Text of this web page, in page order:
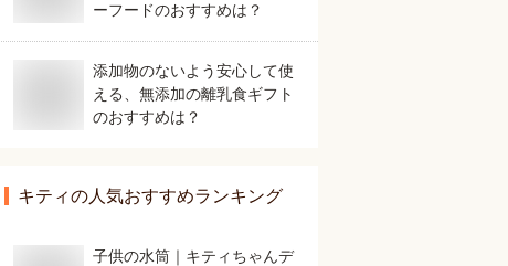
ーフードのおすすめは？
添加物のないよう安心して使
える、無添加の離乳食ギフト
のおすすめは？
キティの人気おすすめランキング
子供の水筒｜キティちゃんデ